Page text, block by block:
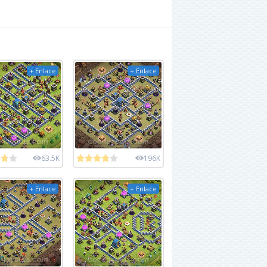
+ Enlace
63.5K
+ Enlace
196K
+ Enlace + Enlace